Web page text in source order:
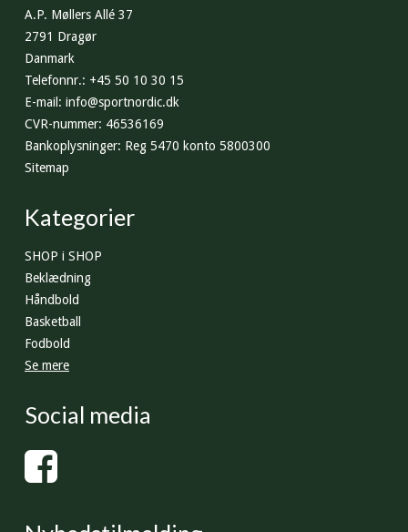
A.P. Møllers Allé 37
2791 Dragør
Danmark
Telefonnr.: +45 50 10 30 15
E-mail : info@sportnordic.dk
CVR-nummer: 46536169
Bankoplysninger: Reg 5470 konto 5800300
Sitemap
Kategorier
SHOP i SHOP
Beklædning
Håndbold
Basketball
Fodbold
Se mere
Social media